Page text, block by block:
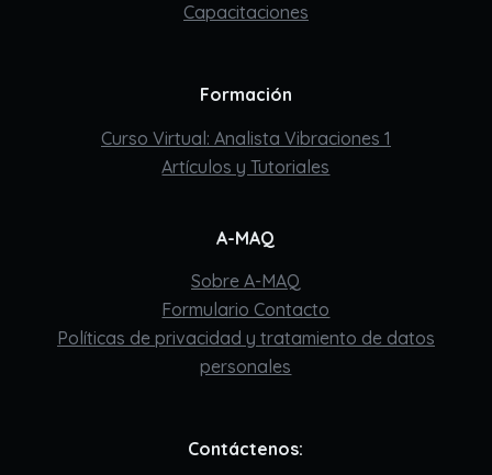
Capacitaciones
Formación
Curso Virtual: Analista Vibraciones 1
Artículos y Tutoriales
A-MAQ
Sobre A-MAQ
Formulario Contacto
Políticas de privacidad y tratamiento de datos
personales
Contáctenos: